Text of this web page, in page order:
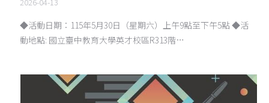
◆活動日期：115年5月30日（星期六）上午9點至下午5點 ◆活
動地點: 國立臺中教育大學英才校區R313階…